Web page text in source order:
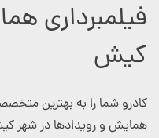
فیلمبرداری
کیش
کادرو شما را به بهترین
همایش و رویدادها در شهر